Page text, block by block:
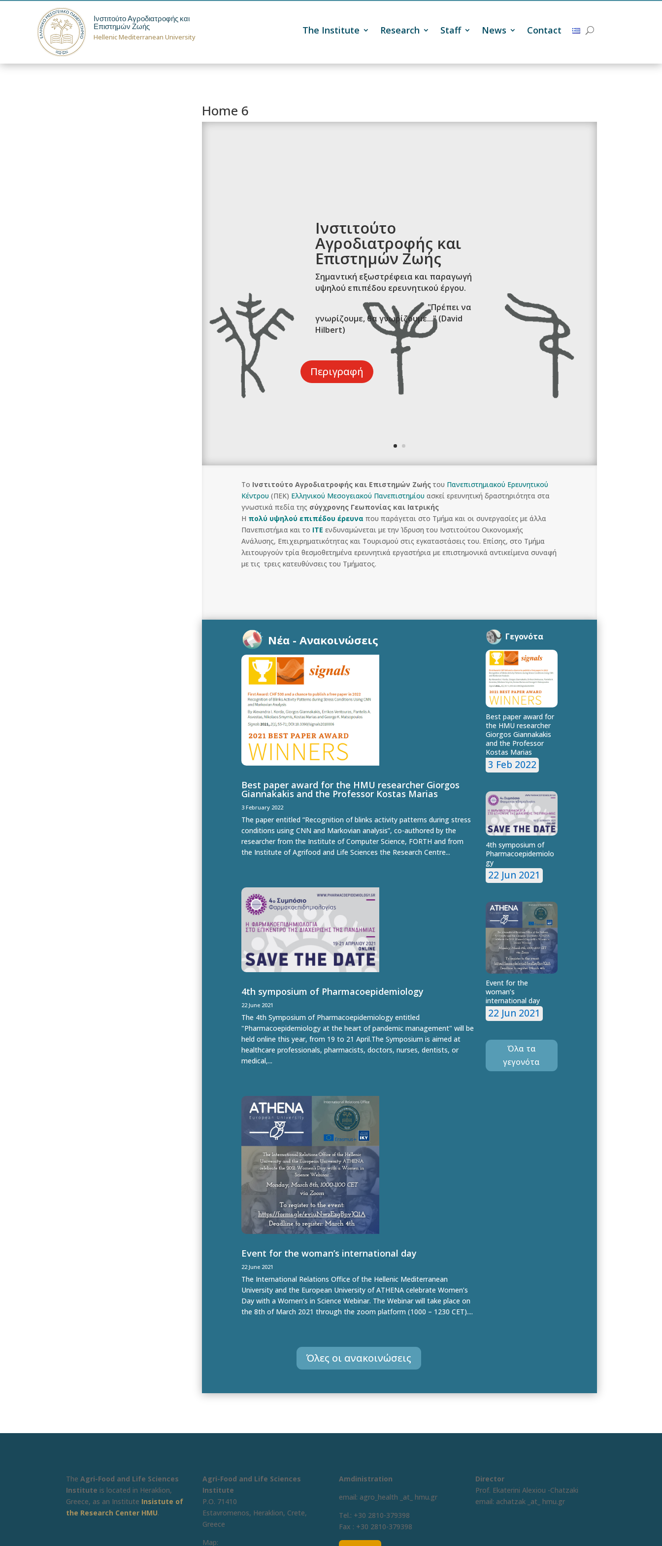
Ινστιτούτο Αγροδιατροφής και
Επιστημών Ζωής
Hellenic Mediterranean University
The Institute Research Staff News Contact
Home 6
Ινστιτούτο
Αγροδιατροφής και
Επιστημών Ζωής
Σημαντική εξωστρέφεια και παραγωγή
υψηλού επιπέδου ερευνητικού έργου.
"Πρέπει να
γνωρίζουμε, θα γνωρίζουμε..." (David
Hilbert)
Περιγραφή
Το Ινστιτούτο Αγροδιατροφής και Επιστημών Ζωής του Πανεπιστημιακού Ερευνητικού
Κέντρου (ΠΕΚ) Ελληνικού Μεσογειακού Πανεπιστημίου ασκεί ερευνητική δραστηριότητα στα
γνωστικά πεδία της σύγχρονης Γεωπονίας και Ιατρικής
Η πολύ υψηλού επιπέδου έρευνα που παράγεται στο Τμήμα και οι συνεργασίες με άλλα
Πανεπιστήμια και το ΙΤΕ ενδυναμώνεται με την Ίδρυση του Ινστιτούτου Οικονομικής
Ανάλυσης, Επιχειρηματικότητας και Τουρισμού στις εγκαταστάσεις του. Επίσης, στο Τμήμα
λειτουργούν τρία θεσμοθετημένα ερευνητικά εργαστήρια με επιστημονικά αντικείμενα συναφή
με τις τρεις κατευθύνσεις του Τμήματος.
Νέα - Ανακοινώσεις
Best paper award for the HMU researcher Giorgos
Giannakakis and the Professor Kostas Marias
3 February 2022
The paper entitled “Recognition of blinks activity patterns during stress
conditions using CNN and Markovian analysis”, co-authored by the
researcher from the Institute of Computer Science, FORTH and from
the Institute of Agrifood and Life Sciences the Research Centre...
4th symposium of Pharmacoepidemiology
22 June 2021
The 4th Symposium of Pharmacoepidemiology entitled
"Pharmacoepidemiology at the heart of pandemic management" will be
held online this year, from 19 to 21 April.The Symposium is aimed at
healthcare professionals, pharmacists, doctors, nurses, dentists, or
medical,...
Event for the woman’s international day
22 June 2021
The International Relations Office of the Hellenic Mediterranean
University and the European University of ATHENA celebrate Women’s
Day with a Women’s in Science Webinar. The Webinar will take place on
the 8th of March 2021 through the zoom platform (1000 – 1230 CET)....
Όλες οι ανακοινώσεις
Γεγονότα
Best paper award for
the HMU researcher
Giorgos Giannakakis
and the Professor
Kostas Marias
3 Feb 2022
4th symposium of
Pharmacoepidemiolo
gy
22 Jun 2021
Event for the
woman’s
international day
22 Jun 2021
Όλα τα
γεγονότα
TheAgri-Food and Life Sciences
Institute is located in Heraklion,
Greece, as an Institute Insistute of
the Research Center HMU.
Agri-Food and Life Sciences
Institute
P.O. 71410
Estavromenos, Heraklion, Crete,
Greece
Map:
Amdinistration
email: agro_health _at_ hmu.gr
Tel.: +30 2810-379398
Fax : +30 2810-379398
Director
Prof. Ekaterini Alexiou -Chatzaki
email: achatzak _at_ hmu.gr